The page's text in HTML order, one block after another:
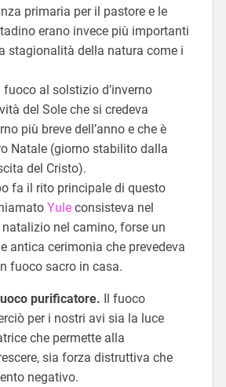
primaria per il pastore e le
erano invece più importanti
stagionalità della natura come i
fuoco al solstizio d’inverno
del Sole che si credeva
più breve dell’anno e che è
Natale (giorno stabilito dalla
del Cristo).
fa il rito principale di questo
Yuleconsisteva nel
nel camino, forse un
antica cerimonia che prevedeva
fuoco sacro in casa.
purificatore. Il fuoco
per i nostri avi sia la luce
che permette alla
sia forza distruttiva che
negativo.